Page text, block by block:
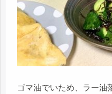
ゴマ油でいため、ラー油